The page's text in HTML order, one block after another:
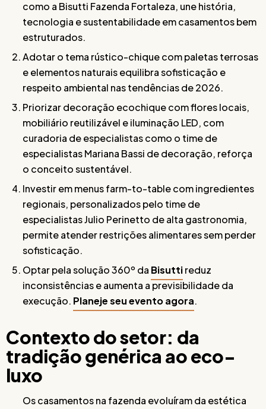
como a Bisutti Fazenda Fortaleza, une história,
tecnologia e sustentabilidade em casamentos bem
estruturados.
Adotar o tema rústico-chique com paletas terrosas
e elementos naturais equilibra sofisticação e
respeito ambiental nas tendências de 2026.
Priorizar decoração ecochique com flores locais,
mobiliário reutilizável e iluminação LED, com
curadoria de especialistas como o time de
especialistas Mariana Bassi de decoração, reforça
o conceito sustentável.
Investir em menus farm-to-table com ingredientes
regionais, personalizados pelo time de
especialistas Julio Perinetto de alta gastronomia,
permite atender restrições alimentares sem perder
sofisticação.
Optar pela solução 360º da Bisuttireduz
inconsistências e aumenta a previsibilidade da
execução. Planeje seu evento agora.
Contexto do setor: da
tradição genérica ao eco-
luxo
Os casamentos na fazenda evoluíram da estética